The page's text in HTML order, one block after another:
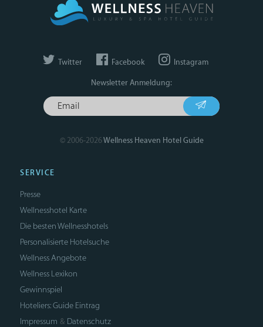
Twitter Facebook Instagram
Newsletter Anmeldung:
© 2006-2026Wellness Heaven Hotel Guide
SERVICE
Presse
Wellnesshotel Karte
Die besten Wellnesshotels
Personalisierte Hotelsuche
Wellness Angebote
Wellness Lexikon
Gewinnspiel
Hoteliers: Guide Eintrag
Impressum & Datenschutz